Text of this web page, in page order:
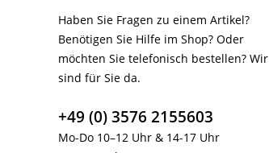
Haben Sie Fragen zu einem Artikel?
Benötigen Sie Hilfe im Shop? Oder
möchten Sie telefonisch bestellen? Wir
sind für Sie da.
+49 (0) 3576 2155603
Mo-Do 10–12 Uhr & 14-17 Uhr